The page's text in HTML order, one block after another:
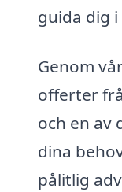
guida dig
Genom
offerter
och en av
dina
pålitlig